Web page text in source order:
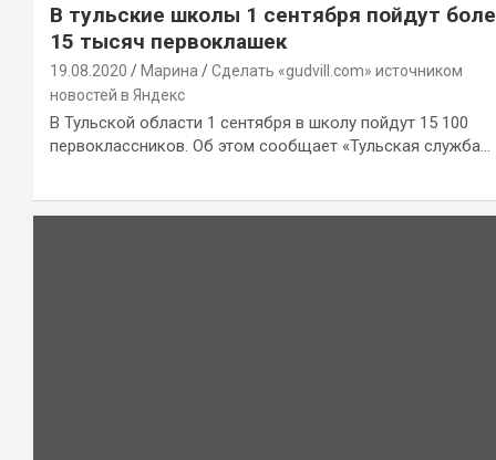
В тульские школы 1 сентября пойдут
15 тысяч первоклашек
19.08.2020 Марина
Сделать «gudvill.com» источником
новостей в Яндекс
В Тульской области 1 сентября в школу пойдут 15 100
первоклассников. Об этом сообщает «Тульская служба…